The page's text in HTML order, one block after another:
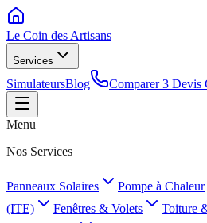
Le Coin des Artisans
Services
SimulateursBlog Comparer 3 Devis
Menu
Nos Services
Panneaux Solaires Pompe à Chaleur
(ITE)
Fenêtres & Volets Toiture